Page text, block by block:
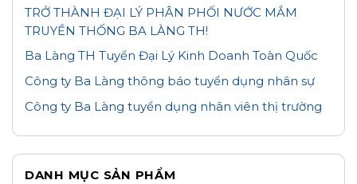
TRỞ THÀNH ĐẠI LÝ PHÂN PHỐI NƯỚC MẮM
TRUYỀN THỐNG BA LÀNG TH!
Ba Làng TH Tuyển Đại Lý Kinh Doanh Toàn Quốc
Công ty Ba Làng thông báo tuyển dụng nhân sự
Công ty Ba Làng tuyển dụng nhân viên thị trường
DANH MỤC SẢN PHẨM